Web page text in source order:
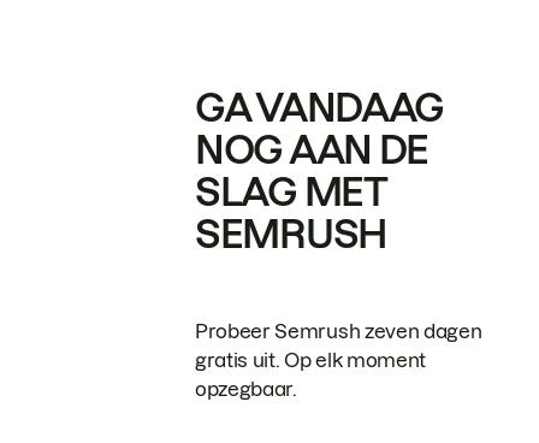
GA VANDAAG
NOG AAN DE
SLAG MET
SEMRUSH
Probeer Semrush zeven dagen
gratis uit. Op elk moment
opzegbaar.